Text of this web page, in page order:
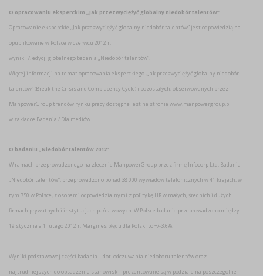
O opracowaniu eksperckim „Jak przezwyciężyć globalny niedobór talentów”
Opracowanie eksperckie „Jak przezwyciężyć globalny niedobór talentów” jest odpowiedzią na
opublikowane w Polsce w czerwcu 2012 r.
wyniki 7. edycji globalnego badania „Niedobór talentów”.
Więcej informacji na temat opracowania eksperckiego „Jak przezwyciężyć globalny niedobór
talentów” (Break the Crisis and Complacency Cycle) i pozostałych, obserwowanych przez
ManpowerGroup trendów rynku pracy dostępne jest na stronie www.manpowergroup.pl
w zakładce Badania / Dla mediów.
O badaniu „Niedobór talentów 2012”
W ramach przeprowadzonego na zlecenie ManpowerGroup przez firmę Infocorp Ltd. Badania
„Niedobór talentów”, przeprowadzono ponad 38 000 wywiadów telefonicznych w 41 krajach, w
tym 750 w Polsce, z osobami odpowiedzialnymi z politykę HR w małych, średnich i dużych
firmach prywatnych i instytucjach państwowych. W Polsce badanie przeprowadzono między
19 stycznia a 1 lutego 2012 r. Margines błędu dla Polski to +/-3,6%.
Wyniki podstawowej części badania – dot. odczuwania niedoboru talentów oraz
najtrudniejszych do obsadzenia stanowisk – prezentowane są w podziale na poszczególne